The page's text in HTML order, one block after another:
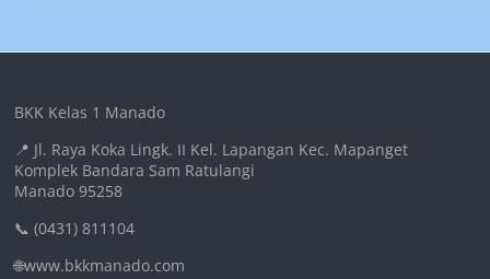
BKK Kelas 1 Manado
📍 Jl. Raya Koka Lingk. II Kel. Lapangan Kec. Mapanget
Komplek Bandara Sam Ratulangi
Manado 95258
📞 (0431) 811104
🌐www.bkkmanado.com